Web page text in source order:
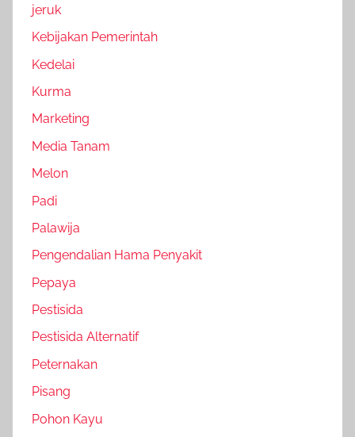
jeruk
Kebijakan Pemerintah
Kedelai
Kurma
Marketing
Media Tanam
Melon
Padi
Palawija
Pengendalian Hama Penyakit
Pepaya
Pestisida
Pestisida Alternatif
Peternakan
Pisang
Pohon Kayu